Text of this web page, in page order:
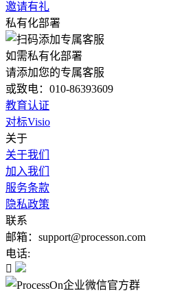
邀请有礼
私有化部署
如需私有化部署
请添加您的专属客服
或致电：010-86393609
教育认证
对标Visio
关于
关于我们
加入我们
服务条款
隐私政策
联系
邮箱：support@processon.com
电话:
